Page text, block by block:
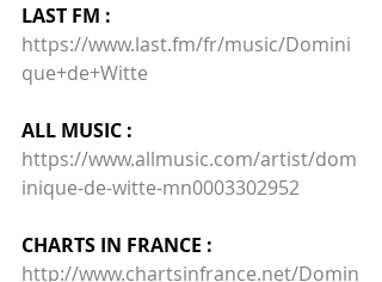
LAST FM :
https://www.last.fm/fr/music/Domini
que+de+Witte
ALL MUSIC :
https://www.allmusic.com/artist/dom
inique-de-witte-mn0003302952
CHARTS IN FRANCE :
http://www.chartsinfrance.net/Domin